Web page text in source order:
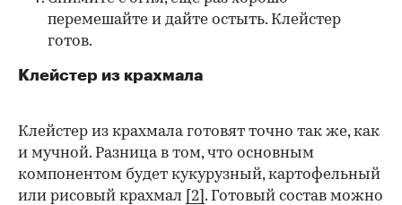
перемешайте и дайте остыть. Клейстер
готов.
Клейстер из крахмала
Клейстер из крахмала готовят точно так же, как
и мучной. Разница в том, что основным
компонентом будет кукурузный, картофельный
или рисовый крахмал
[2] . Готовый состав можно